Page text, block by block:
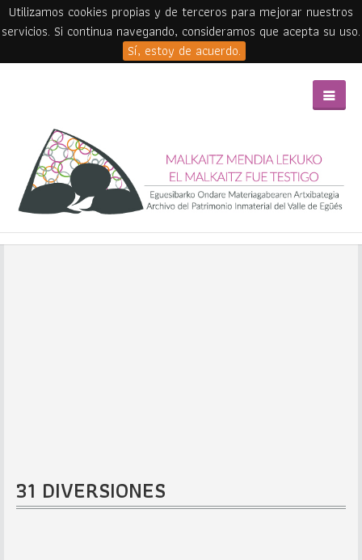
Utilizamos cookies propias y de terceros para mejorar nuestros
servicios. Si continua navegando, consideramos que acepta su uso.
Sí, estoy de acuerdo.
31 DIVERSIONES